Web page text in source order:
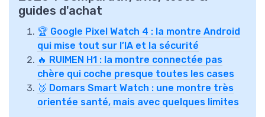
guides d'achat
🏆 Google Pixel Watch 4 : la montre Android
qui mise tout sur l’IA et la sécurité
🔥 RUIMEN H1 : la montre connectée pas
chère qui coche presque toutes les cases
🥉 Domars Smart Watch : une montre très
orientée santé, mais avec quelques limites